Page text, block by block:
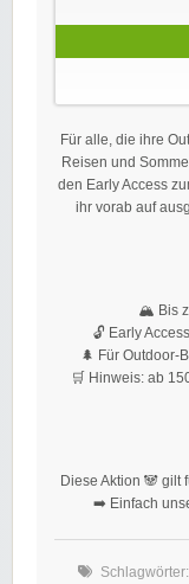
Für alle, die ihre
Reisen und
den Early Access
ihr vorab auf
🏔️ Bis
🔓 Early
🌲 Für Outdoor-
🛒 Hinweis: ab
Diese Aktion 🐼 gilt
➡️ Einfach